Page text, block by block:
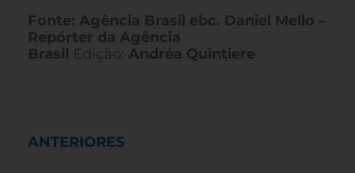
Fonte: Agência Brasil ebc. Daniel Mello –
Repórter da Agência
Brasil Edição: Andréa Quintiere
ANTERIORES